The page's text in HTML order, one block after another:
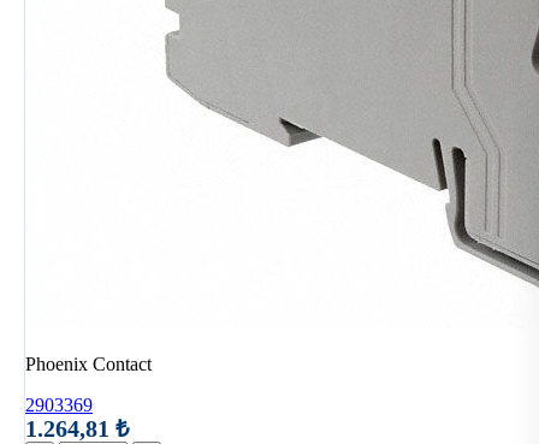
Phoenix Contact
2903369
1.264,81 ₺